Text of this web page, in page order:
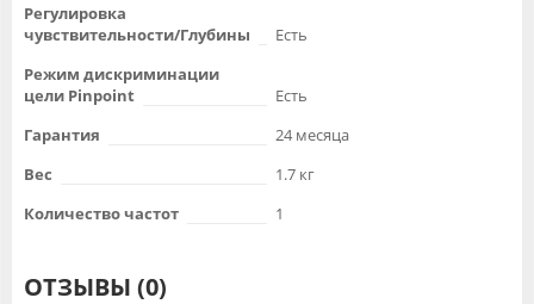
Регулировка
чувствительности/Глубины
Есть
Режим дискриминации
цели Pinpoint
Есть
Гарантия
24 месяца
Вес
1.7 кг
Количество частот
1
ОТЗЫВЫ (0)